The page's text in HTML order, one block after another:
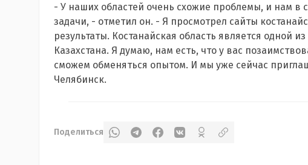
- У наших областей очень схожие проблемы, и нам в
задачи, - отметил он. - Я просмотрел сайты
результаты. Костанайская область является одной
Казахстана. Я думаю, нам есть, что у вас
сможем обменяться опытом. И мы уже сейчас
Челябинск.
Поделиться